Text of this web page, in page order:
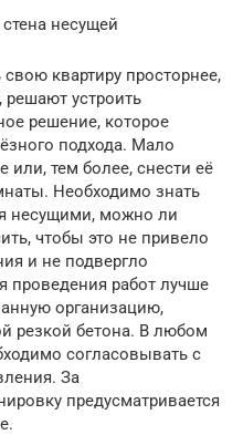
несущей
квартиру просторнее,
устроить
решение, которое
подхода. Мало
или, тем более, снести её
Необходимо знать
несущими, можно ли
чтобы это не привело
и не подвергло
проведения работ лучше
организацию,
резкой бетона. В любом
согласовывать с
За
предусматривается